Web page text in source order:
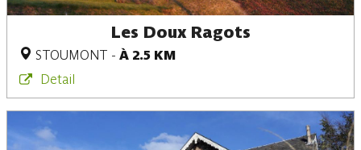
Les Doux Ragots
STOUMONT - À 2.5 KM
Detail